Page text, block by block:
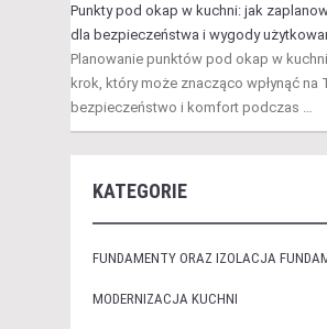
Punkty pod okap w kuchni: jak
dla bezpieczeństwa i wygody
Planowanie punktów pod okap w
krok, który może znacząco wpłynąć na
bezpieczeństwo i komfort podczas …
KATEGORIE
FUNDAMENTY ORAZ IZOLACJA
MODERNIZACJA KUCHNI